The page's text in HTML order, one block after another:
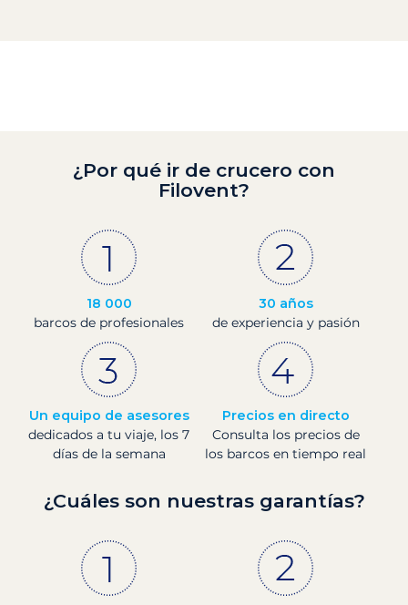
¿Por qué ir de crucero con
Filovent?
18 000
barcos de profesionales
30 años
de experiencia y pasión
Un equipo de asesores
dedicados a tu viaje, los 7
días de la semana
Precios en directo
Consulta los precios de
los barcos en tiempo real
¿Cuáles son nuestras garantías?